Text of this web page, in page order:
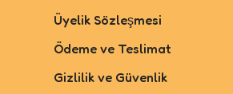
Üyelik Sözleşmesi
Ödeme ve Teslimat
Gizlilik ve Güvenlik